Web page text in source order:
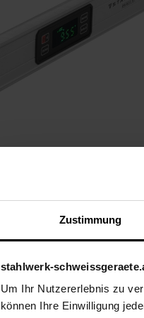
Zustimmung
stahlwerk-
Um Ihr Nutzererlebnis zu
können Ihre Einwilligung